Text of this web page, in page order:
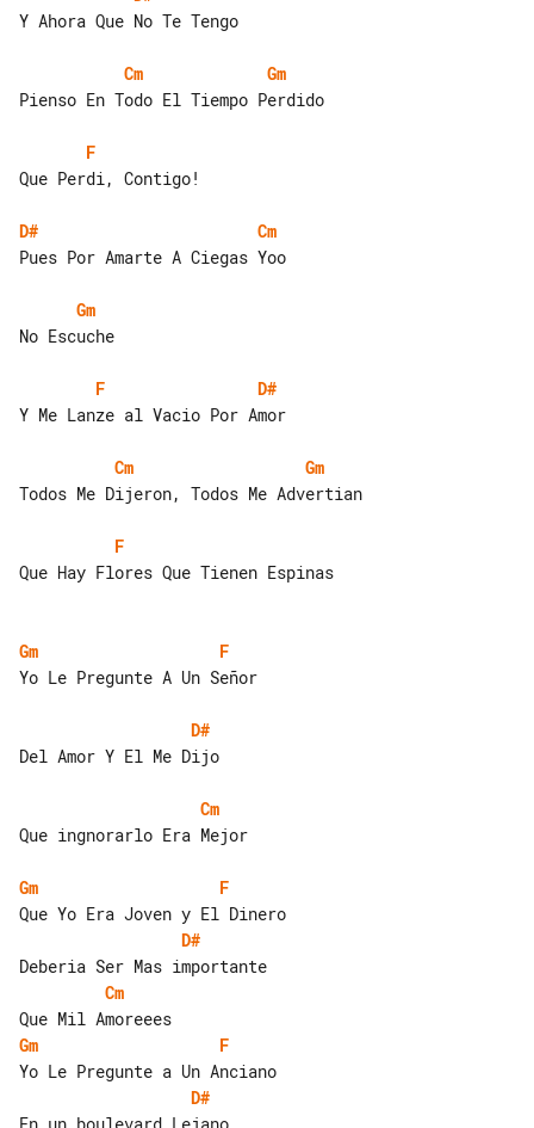
Y Ahora Que No Te Tengo
Cm
Gm
Pienso En Todo El Tiempo Perdido
F
Que Perdi, Contigo!
D#
Cm
Pues Por Amarte A Ciegas Yoo
Gm
No Escuche
F
D#
Y Me Lanze al Vacio Por Amor
Cm
Gm
Todos Me Dijeron, Todos Me Advertian
F
Que Hay Flores Que Tienen Espinas
Gm
F
Yo Le Pregunte A Un Señor
D#
Del Amor Y El Me Dijo
Cm
Que ingnorarlo Era Mejor
Gm
F
D#
Cm
Gm
F
D#